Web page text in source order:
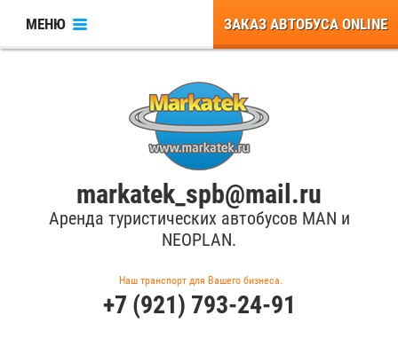
МЕНЮ ЗАКАЗ АВТОБУСА ONLINE
markatek_spb@mail.ru
Аренда туристических автобусов MAN и
NEOPLAN.
Наш транспорт для Вашего бизнеса.
+7 (921) 793-24-91